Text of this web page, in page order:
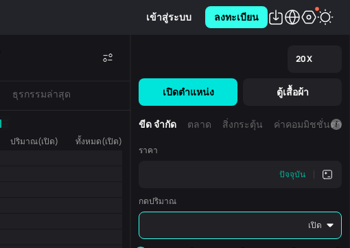
เข้าสู่ระบบ ลงทะเบียน
ธุรกรรมล่าสุด
ปริมาณ(เปิด) ทั้งหมด(เปิด)
20X
เปิดตำแหน่ง ตู้เสื้อผ้า
ขีด จำกัด ตลาด สิ่งกระตุ้น ค่าคอมมิชชั่นตาม
ราคา
ปัจจุบัน
กดปริมาณ
เปิด